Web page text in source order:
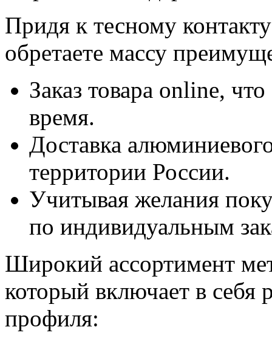
Придя к тесному
обретаете массу
Заказ товара online,
время.
Доставка
территории России.
Учитывая желания
по индивидуальным
Широкий ассортимент
который включает в себя
профиля: